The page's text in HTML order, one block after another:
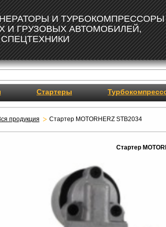
И ТУРБОКОМПРЕССОРЫ
И ГРУЗОВЫХ АВТОМОБИЛЕЙ,
Стартеры
продукция Стартер MOTORHERZ STB2034
Стартер